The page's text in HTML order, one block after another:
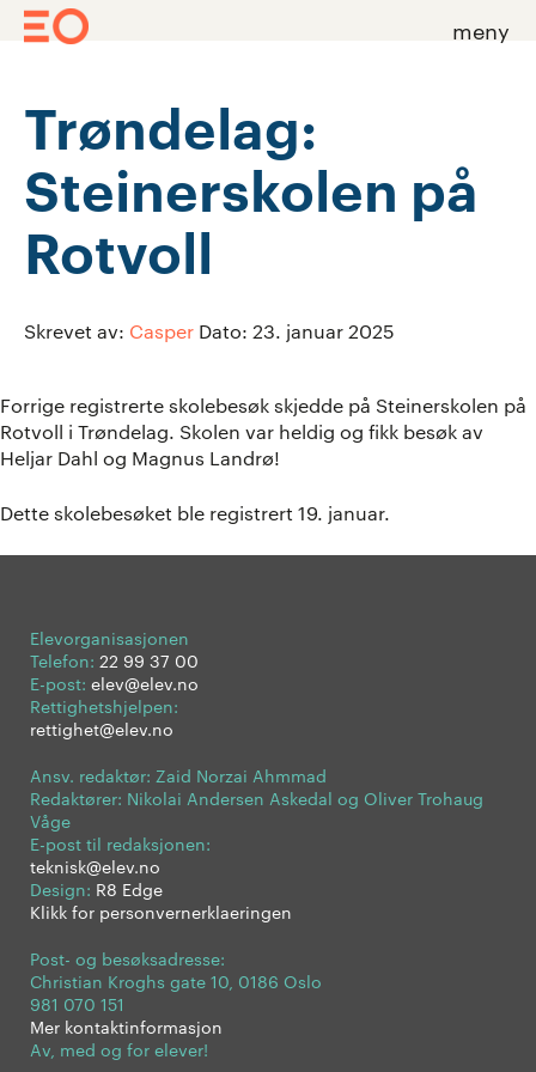
content
meny
Trøndelag:
Steinerskolen på
Rotvoll
Skrevet av: Casper Dato: 23. januar 2025
Forrige registrerte skolebesøk skjedde på Steinerskolen på
Rotvoll i Trøndelag. Skolen var heldig og fikk besøk av
Heljar Dahl og Magnus Landrø!
Dette skolebesøket ble registrert 19. januar.
Elevorganisasjonen
Telefon: 22 99 37 00
E-post: elev@elev.no
Rettighetshjelpen:
rettighet@elev.no
Ansv. redaktør: Zaid Norzai Ahmmad
Redaktører: Nikolai Andersen Askedal og Oliver Trohaug
Våge
E-post til redaksjonen:
teknisk@elev.no
Design: R8 Edge
Klikk for personvernerklaeringen
Post- og besøksadresse:
Christian Kroghs gate 10, 0186 Oslo
981 070 151
Mer kontaktinformasjon
Av, med og for elever!